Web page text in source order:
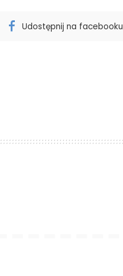
Udostępnij na facebooku